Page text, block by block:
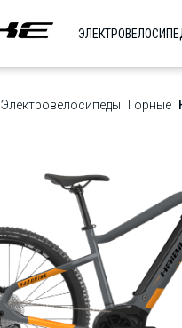
Электровелосипеды Горные